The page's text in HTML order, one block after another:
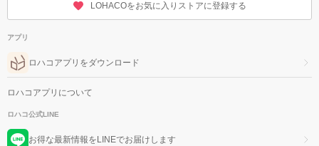
LOHACOをお気に入りストアに登録する
アプリ
ロハコアプリをダウンロード
ロハコアプリについて
ロハコ公式LINE
お得な最新情報をLINEでお届けします